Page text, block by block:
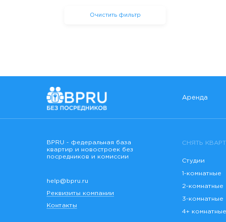
Очистить фильтр
Аренда
BPRU - федеральная база
квартир и новостроек без
посредников и комиссии
help@bpru.ru
Реквизиты компании
Контакты
СНЯТЬ
Студии
1-комнатные
2-комнатные
3-комнатные
4+ комнатные